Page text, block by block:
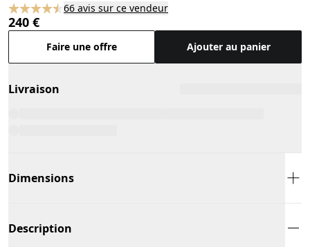
66 avis sur ce vendeur
240 €
Faire une offre Ajouter au panier
Livraison
Dimensions
Description